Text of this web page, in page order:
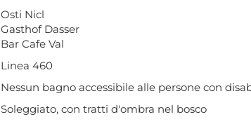
Osti Nicl
Gasthof Dasser
Bar Cafe Val
Linea 460
Nessun bagno accessibile alle persone con
Soleggiato, con tratti d'ombra nel bosco